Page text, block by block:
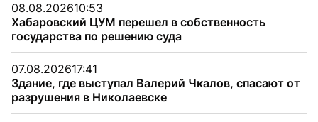
08.08.202610:53
Хабаровский ЦУМ перешел в собственность
государства по решению суда
07.08.202617:41
Здание, где выступал Валерий Чкалов, спасают от
разрушения в Николаевске